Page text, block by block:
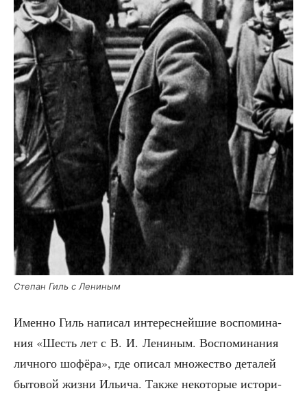
Сте­пан Гиль с Лениным
Имен­но Гиль напи­сал инте­рес­ней­шие вос­по­ми­на­
ния «Шесть лет с В. И. Лени­ным. Вос­по­ми­на­ния
лич­но­го шофё­ра», где опи­сал мно­же­ство дета­лей
быто­вой жиз­ни Ильи­ча. Так­же неко­то­рые исто­ри­